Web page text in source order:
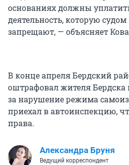
основаниях должны
деятельность, которую
запрещают, — объясняет
В конце апреля Бердский
оштрафовал жителя Бердска
за нарушение режима
приехал в автоинспекцию,
права.
Александра Бруня
Ведущий корреспондент